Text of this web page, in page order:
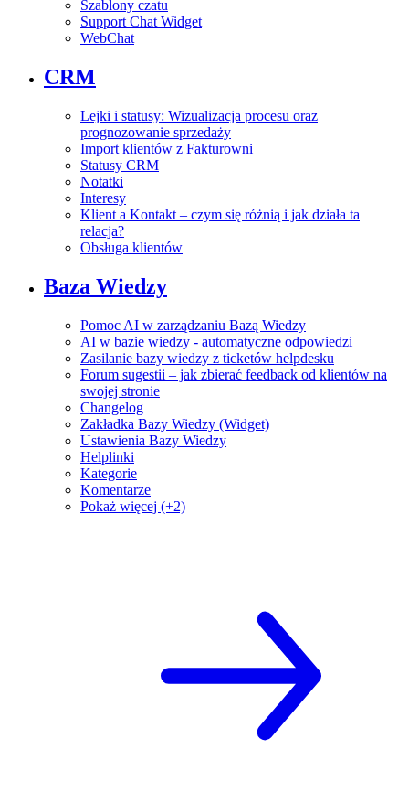
Szablony czatu
Support Chat Widget
WebChat
CRM
Lejki i statusy: Wizualizacja procesu oraz
prognozowanie sprzedaży
Import klientów z Fakturowni
Statusy CRM
Notatki
Interesy
Klient a Kontakt – czym się różnią i jak działa ta
relacja?
Obsługa klientów
Baza Wiedzy
Pomoc AI w zarządzaniu Bazą Wiedzy
AI w bazie wiedzy - automatyczne odpowiedzi
Zasilanie bazy wiedzy z ticketów helpdesku
Forum sugestii – jak zbierać feedback od klientów na
swojej stronie
Changelog
Zakładka Bazy Wiedzy (Widget)
Ustawienia Bazy Wiedzy
Helplinki
Kategorie
Komentarze
Pokaż więcej (+2)